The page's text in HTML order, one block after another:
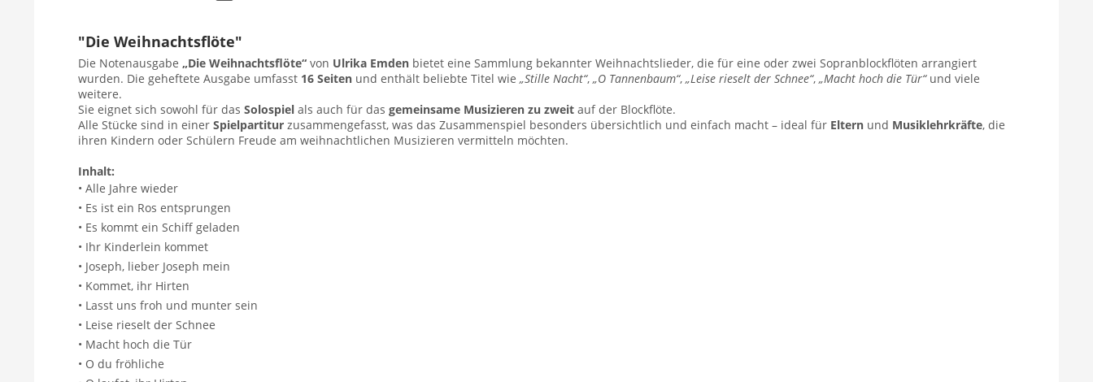
"Die Weihnachtsflöte"
Die Notenausgabe „Die Weihnachtsflöte“ von Ulrika Emden bietet eine Sammlung bekannter Weihnachtslieder, die für eine oder zwei Sopranblockflöten arrangiert
wurden. Die geheftete Ausgabe umfasst 16 Seiten und enthält beliebte Titel wie „Stille Nacht“, „O Tannenbaum“, „Leise rieselt der Schnee“, „Macht hoch die Tür“und viele
weitere.
Sie eignet sich sowohl für das Solospiel als auch für das gemeinsame Musizieren zu zweit auf der Blockflöte.
Alle Stücke sind in einer Spielpartitur zusammengefasst, was das Zusammenspiel besonders übersichtlich und einfach macht – ideal für Eltern und Musiklehrkräfte, die
ihren Kindern oder Schülern Freude am weihnachtlichen Musizieren vermitteln möchten.
Inhalt:
• Alle Jahre wieder
• Es ist ein Ros entsprungen
• Es kommt ein Schiff geladen
• Ihr Kinderlein kommet
• Joseph, lieber Joseph mein
• Kommet, ihr Hirten
• Lasst uns froh und munter sein
• Leise rieselt der Schnee
• Macht hoch die Tür
• O du fröhliche